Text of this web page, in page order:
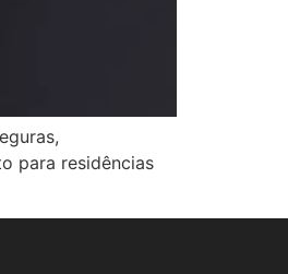
para residências